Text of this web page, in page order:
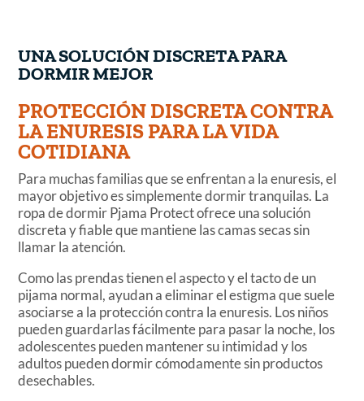
UNA SOLUCIÓN DISCRETA PARA
DORMIR MEJOR
PROTECCIÓN DISCRETA CONTRA
LA ENURESIS PARA LA VIDA
COTIDIANA
Para muchas familias que se enfrentan a la enuresis, el
mayor objetivo es simplemente dormir tranquilas. La
ropa de dormir Pjama Protect ofrece una solución
discreta y fiable que mantiene las camas secas sin
llamar la atención.
Como las prendas tienen el aspecto y el tacto de un
pijama normal, ayudan a eliminar el estigma que suele
asociarse a la protección contra la enuresis. Los niños
pueden guardarlas fácilmente para pasar la noche, los
adolescentes pueden mantener su intimidad y los
adultos pueden dormir cómodamente sin productos
desechables.